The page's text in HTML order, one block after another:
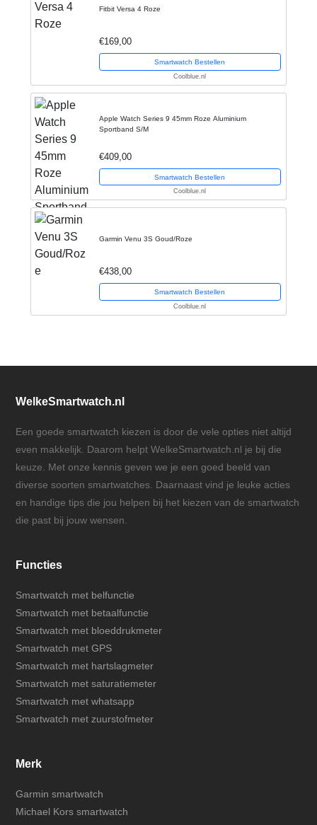
Fitbit Versa 4 Roze
€169,00
Smartwatch Bestellen
Coolblue.nl
Apple Watch Series 9 45mm Roze Aluminium
Sportband S/M
€409,00
Smartwatch Bestellen
Coolblue.nl
Garmin Venu 3S Goud/Roze
€438,00
Smartwatch Bestellen
Coolblue.nl
WelkeSmartwatch.nl
Een goede smartwatch kiezen is door de vele opties niet altijd
even makkelijk. Daarom helpt WelkeSmartwatch.nl je bij die
keuze. Met onze kennis geven we je een goed beeld van
diverse soorten smartwatches. Daarnaast vind je leuke acties
en handige tips die jou helpen bij het kiezen van de smartwatch
die past bij jouw wensen.
Functies
Smartwatch met belfunctie
Smartwatch met betaalfunctie
Smartwatch met bloeddrukmeter
Smartwatch met GPS
Smartwatch met hartslagmeter
Smartwatch met saturatiemeter
Smartwatch met whatsapp
Smartwatch met zuurstofmeter
Merk
Garmin smartwatch
Michael Kors smartwatch